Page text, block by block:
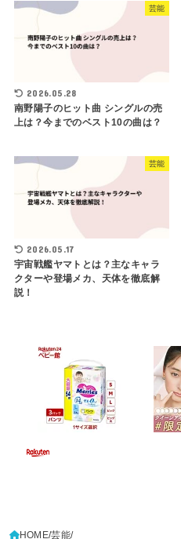
芸能
2026.05.28
南野陽子のヒット曲 シングルの売
上は？今までのベスト10の曲は？
芸能
2026.05.17
宇宙戦艦ヤマトとは？主なキャラ
クターや登場メカ、天体を徹底解
説！
HOME 芸能